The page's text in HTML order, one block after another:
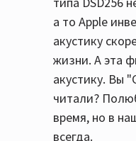
а то Apple
акустику
жизни. А эта
акустику. Вы
читали?
время, но в
всегда.